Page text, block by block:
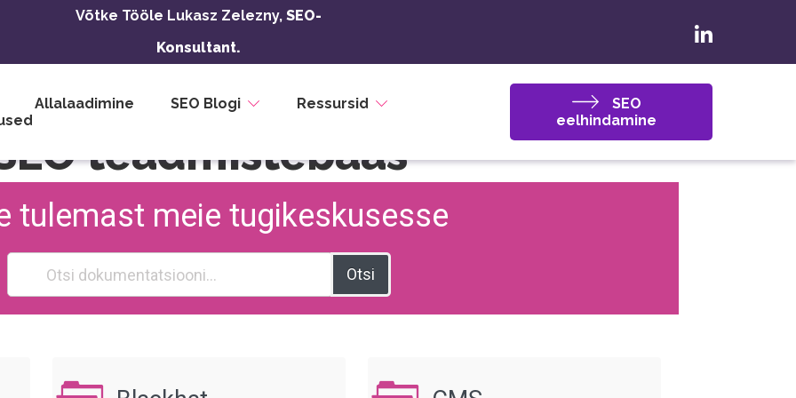
Võtke Tööle Lukasz Zelezny,SEO-
Konsultant.
Allalaadimine SEO Blogi
Ressursid
SEO
eelhindamine
teadmistebaas
tulemast meie tugikeskusesse
Otsi